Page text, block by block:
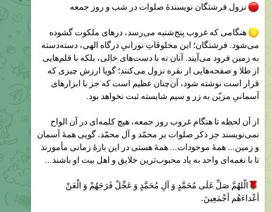
هنگامی که غروب پنج‌شنبه می‌رسد، درهای ملکوت گشوده
به زمین فرود می‌آیند. آنان نه با دست‌های خالی، بلکه با قلم‌هایی
از طلا و صفحه‌هایی از نقره نزول می‌کنند؛ گویا ارزش چیزی که
قرار است نوشته شود، آن‌چنان عظیم است که جز با ابزارهای
آسمانیِ مزیّن به زر و سیم شایسته ثبت نخواهد بود.
از آن لحظه تا هنگام غروب روز جمعه، هیچ کلمه‌ای در آن الواح
و زمین... همهٔ موجودات... همهٔ هستی در این بازهٔ زمانی مأمورند
تا با نغمه‌ای واحد به یاد محبوب‌ترین خلایق و اهل بیت او باشند...
الّلهُمَّ صَلِّ عَلَی مُحَمَّدٍ وَ آلِ مُحَمَّدٍ وَ عَجِّلْ فَرَجَهُمْ وَ الْعَنْ
@Ajayebezohoor